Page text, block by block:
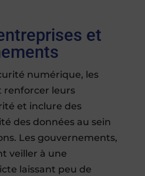
et
numérique, les
renforcer leurs
et inclure des
des données au sein
Les gouvernements,
veiller à une
laissant peu de